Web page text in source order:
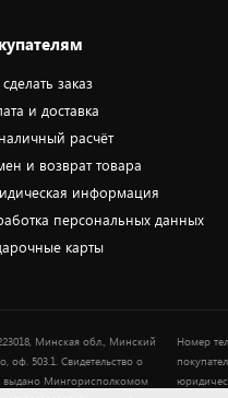
заказ
и доставка
расчёт
и возврат товара
информация
персональных данных
карты
Минская обл., Минский
оф. 503.1. Свидетельство о
выдано Мингорисполкомом
Номер